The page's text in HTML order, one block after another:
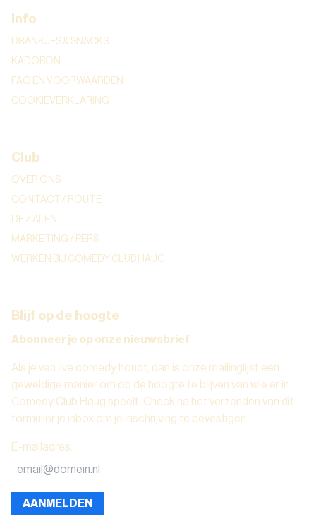
Info
DRANKJES & SNACKS
KADOBON
FAQ EN VOORWAARDEN
COOKIEVERKLARING
Club
OVER ONS
CONTACT / ROUTE
DE ZALEN
MARKETING / PERS
WERKEN BIJ COMEDY CLUB HAUG
Blijf op de hoogte
Abonneer je op onze nieuwsbrief
Als je van live comedy houdt, dan is onze mailinglijst een
geweldige manier om op de hoogte te blijven van wie er in
Comedy Club Haug speelt. Check na het verzenden van dit
formulier je inbox om je inschrijving te bevestigen.
E-mailadres:
AANMELDEN